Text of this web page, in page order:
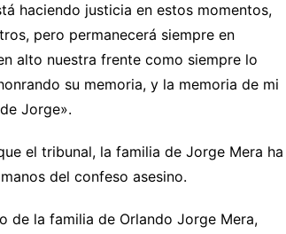
haciendo justicia en estos momentos,
pero permanecerá siempre en
alto nuestra frente como siempre lo
su memoria, y la memoria de mi
Jorge».
el tribunal, la familia de Jorge Mera ha
del confeso asesino.
de la familia de Orlando Jorge Mera,